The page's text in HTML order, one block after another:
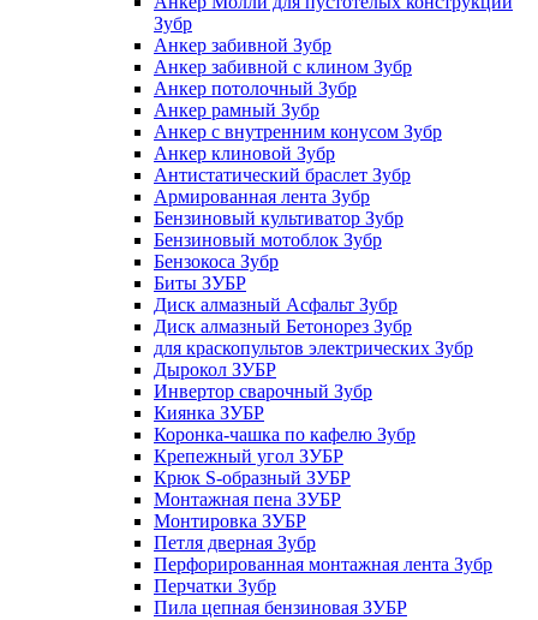
Зубр
Анкер забивной Зубр
Анкер забивной с клином Зубр
Анкер потолочный Зубр
Анкер рамный Зубр
Анкер с внутренним конусом Зубр
Анкер клиновой Зубр
Антистатический браслет Зубр
Армированная лента Зубр
Бензиновый культиватор Зубр
Бензиновый мотоблок Зубр
Бензокоса Зубр
Биты ЗУБР
Диск алмазный Асфальт Зубр
Диск алмазный Бетонорез Зубр
для краскопультов электрических Зубр
Дырокол ЗУБР
Инвертор сварочный Зубр
Киянка ЗУБР
Коронка-чашка по кафелю Зубр
Крепежный угол ЗУБР
Крюк S-образный ЗУБР
Монтажная пена ЗУБР
Монтировка ЗУБР
Петля дверная Зубр
Перфорированная монтажная лента Зубр
Перчатки Зубр
Пила цепная бензиновая ЗУБР